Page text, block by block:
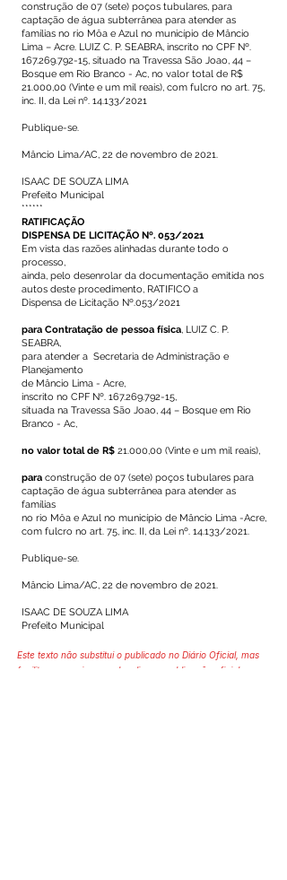
construção de 07 (sete) poços tubulares, para
captação de água subterrânea para atender as
famílias no rio Môa e Azul no município de Mâncio
Lima – Acre. LUIZ C. P. SEABRA, inscrito no CPF Nº.
167.269.792-15, situado na Travessa São Joao, 44 –
Bosque em Rio Branco - Ac, no valor total de R$
21.000,00 (Vinte e um mil reais), com fulcro no art. 75,
inc. II, da Lei nº. 14.133/2021
Publique-se.
Mâncio Lima/AC, 22 de novembro de 2021.
ISAAC DE SOUZA LIMA
Prefeito Municipal
******
RATIFICAÇÃO
DISPENSA DE LICITAÇÃO Nº. 053/2021
Em vista das razões alinhadas durante todo o
processo,
ainda, pelo desenrolar da documentação emitida nos
autos deste procedimento, RATIFICO a
Dispensa de Licitação Nº.053/2021
para Contratação de pessoa física, LUIZ C. P.
SEABRA,
para atender a Secretaria de Administração e
Planejamento
de Mâncio Lima - Acre,
inscrito no CPF Nº. 167.269.792-15,
situada na Travessa São Joao, 44 – Bosque em Rio
Branco - Ac,
no valor total de R$ 21.000,00 (Vinte e um mil reais),
para construção de 07 (sete) poços tubulares para
captação de água subterrânea para atender as
famílias
no rio Môa e Azul no município de Mâncio Lima -Acre,
com fulcro no art. 75, inc. II, da Lei nº. 14.133/2021.
Publique-se.
Mâncio Lima/AC, 22 de novembro de 2021.
ISAAC DE SOUZA LIMA
Prefeito Municipal
Este texto não substitui o publicado no Diário Oficial, mas
facilita a pesquisa para localizar a publicação oficial.